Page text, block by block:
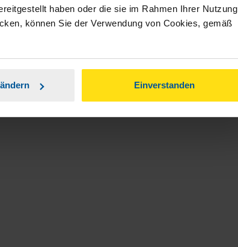
haben oder die sie im Rahmen Ihrer Nutzung
können Sie der Verwendung von Cookies, gemäß
Einverstanden